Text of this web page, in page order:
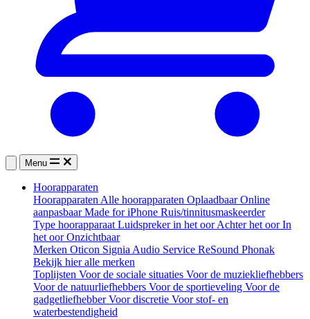
Menu
Hoorapparaten
Hoorapparaten Alle hoorapparaten OplaadbaarOnline
aanpasbaarMade for iPhone Ruis/tinnitusmaskeerder
Type hoorapparaat Luidspreker in het oorAchter het oorIn
het oorOnzichtbaar
Merken Oticon Signia Audio Service ReSound Phonak
Bekijk hier alle merken
Toplijsten Voor de sociale situaties Voor de muziekliefhebbers
Voor de natuurliefhebbers Voor de sportieveling Voor de
gadgetliefhebberVoor discretie Voor stof- en
waterbestendigheid